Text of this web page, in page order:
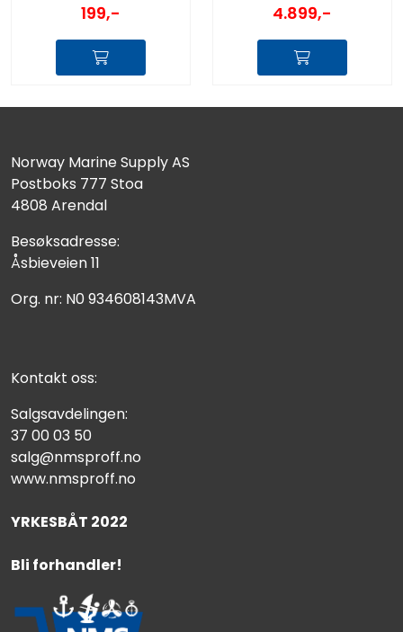
199,- 4.899,-
Norway Marine Supply AS
Postboks 777 Stoa
4808 Arendal
Besøksadresse:
Åsbieveien 11
Org. nr: N0 934608143MVA
Kontakt oss:
Salgsavdelingen:
37 00 03 50
salg@nmsproff.no
www.nmsproff.no
YRKESBÅT 2022
Bli forhandler!